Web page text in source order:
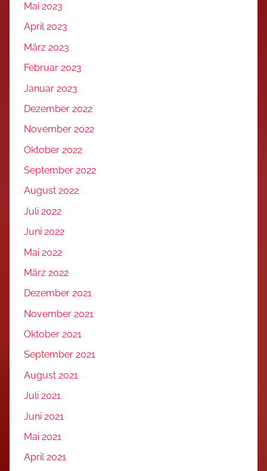
Mai 2023
April 2023
März 2023
Februar 2023
Januar 2023
Dezember 2022
November 2022
Oktober 2022
September 2022
August 2022
Juli 2022
Juni 2022
Mai 2022
März 2022
Dezember 2021
November 2021
Oktober 2021
September 2021
August 2021
Juli 2021
Juni 2021
Mai 2021
April 2021